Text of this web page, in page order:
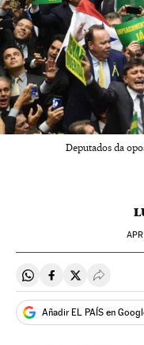
Deputados da
APR
Compartir en
Compartir en
Compartir
Añadir EL PAÍS en